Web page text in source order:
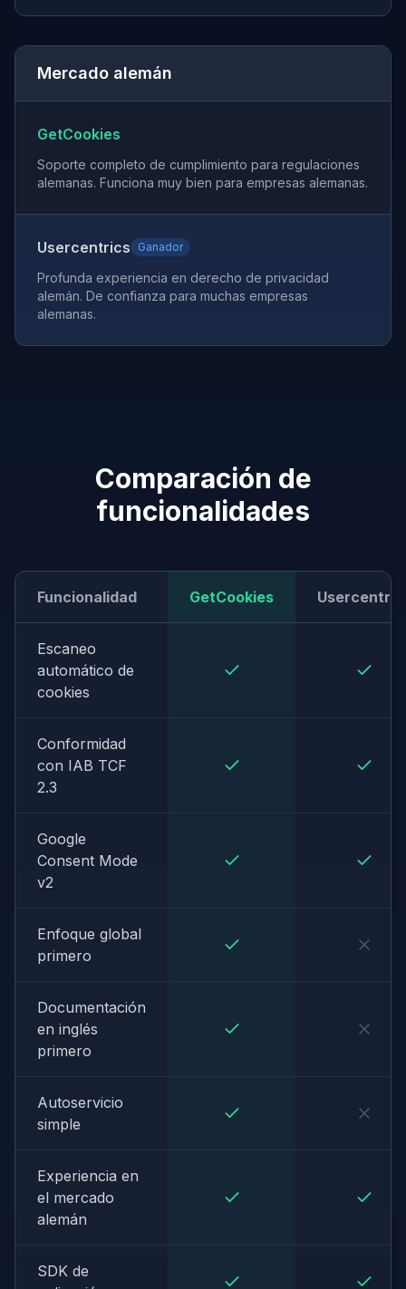
Mercado alemán
GetCookies
Soporte completo de cumplimiento para regulaciones
alemanas. Funciona muy bien para empresas alemanas.
Usercentrics Ganador
Profunda experiencia en derecho de privacidad
alemán. De confianza para muchas empresas
alemanas.
Comparación de
funcionalidades
Funcionalidad GetCookies
Escaneo
automático de
cookies
Conformidad
con IAB TCF
2.3
Google
Consent Mode
v2
Enfoque global
primero
Documentación
en inglés
primero
Autoservicio
simple
Experiencia en
el mercado
alemán
SDK de